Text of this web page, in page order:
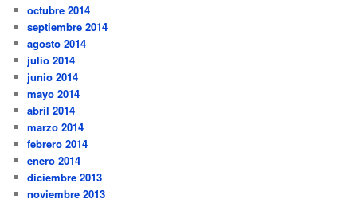
octubre 2014
septiembre 2014
agosto 2014
julio 2014
junio 2014
mayo 2014
abril 2014
marzo 2014
febrero 2014
enero 2014
diciembre 2013
noviembre 2013